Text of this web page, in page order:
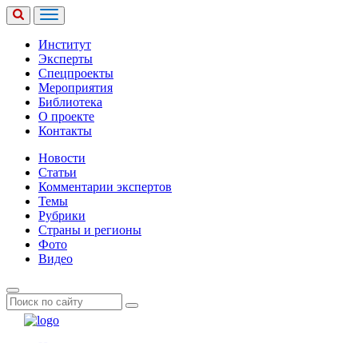
Институт
Эксперты
Спецпроекты
Мероприятия
Библиотека
О проекте
Контакты
Новости
Статьи
Комментарии экспертов
Темы
Рубрики
Страны и регионы
Фото
Видео